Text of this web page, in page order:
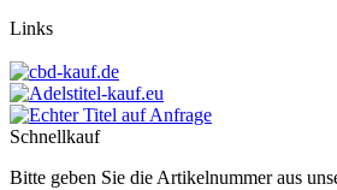
Links
Schnellkauf
Bitte geben Sie die Artikelnummer aus